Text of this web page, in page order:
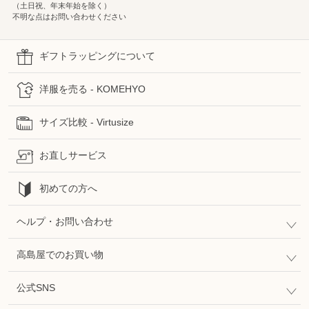
（土日祝、年末年始を除く）
不明な点はお問い合わせください
ギフトラッピングについて
洋服を売る - KOMEHYO
サイズ比較 - Virtusize
お直しサービス
初めての方へ
ヘルプ・お問い合わせ
高島屋でのお買い物
公式SNS